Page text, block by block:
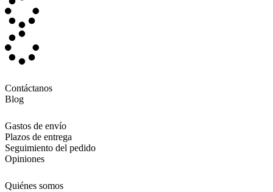
Porta mascarillas personalizados rígidos
El material de nuestros estuches rígidos es plástico, muy resistente.
Tiene un sistema muy cómodo para abrir y cerrar. Tienes la opción
de adquirir estuches personalizables, u otros no personalizables y
por tanto más baratos.
Se recomienda no manipular los estuches de plástico con gel
hidroalcóholico u otras sustancías químicas, pues puede causar
Contáctanos
Blog
Gastos de envío
Plazos de entrega
Seguimiento del pedido
Opiniones
Quiénes somos